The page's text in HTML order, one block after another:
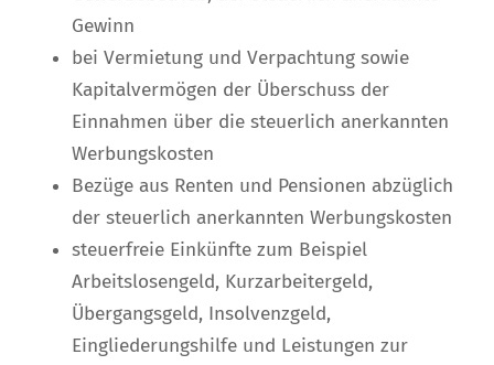
Gewinn
bei Vermietung und Verpachtung sowie
Kapitalvermögen der Überschuss der
Einnahmen über die steuerlich anerkannten
Werbungskosten
Bezüge aus Renten und Pensionen abzüglich
der steuerlich anerkannten Werbungskosten
steuerfreie Einkünfte zum Beispiel
Arbeitslosengeld, Kurzarbeitergeld,
Übergangsgeld, Insolvenzgeld,
Eingliederungshilfe und Leistungen zur